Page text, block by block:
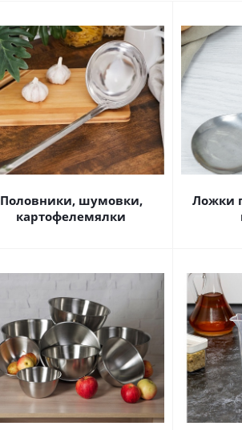
Половники, шумовки,
картофелемялки
Ложки